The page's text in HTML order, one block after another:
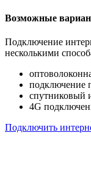
Возможные
Подключение
несколькими
подключение
спутниковый
4G
Подключить